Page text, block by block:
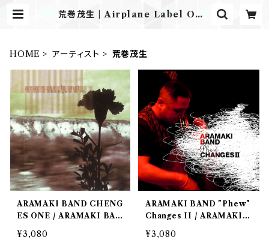
荒巻茂生 | Airplane Label ONL
HOME アーティスト 荒巻茂生
ARAMAKI BAND CHENG
ES ONE / ARAMAKI BAN
¥3,080
ARAMAKI BAND "Phew"
Changes II / ARAMAKI B
¥3,080